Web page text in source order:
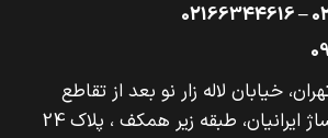
خیابان لاله زار نو بعد از تقاطع
ایرانیان، طبقه زیر همکف ، پلاک 24